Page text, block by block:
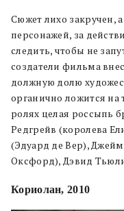
Сюжет лихо закручен,
персонажей, за
следить, чтобы не
создатели фильма
должную долю
органично ложится на
ролях целая россыпь
Редгрейв (королева
(Эдуард де Вер),
Оксфорд), Дэвид
Кориолан, 2010